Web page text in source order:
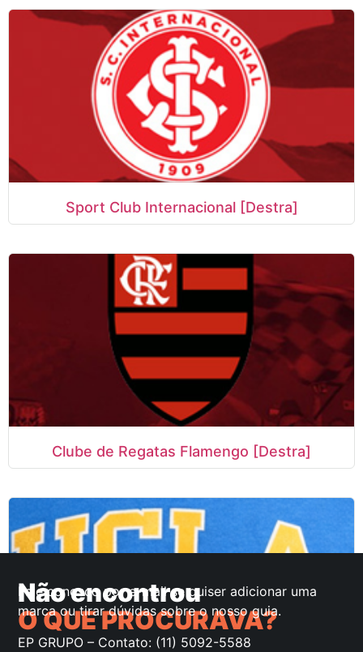
Sport Club Internacional [Destra]
Clube de Regatas Flamengo [Destra]
Não encontrou
O QUE PROCURAVA?
Fale conosco por e-mail se quiser adicionar uma
marca ou tirar dúvidas sobre o nosso guia.
EP GRUPO – Contato: (11) 5092-5588